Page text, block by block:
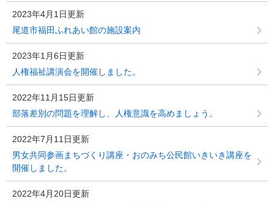
2023年4月1日更新
尾道市福田ふれあい館の施設案内
2023年1月6日更新
人権福祉講演会を開催しました。
2022年11月15日更新
部落差別の問題を理解し、人権意識を高めましょう。
2022年7月11日更新
男女共同参画まちづくり講座・おのみち公民館いきいき講座を
開催しました。
2022年4月20日更新